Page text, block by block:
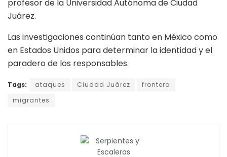
profesor de la Universidad Autónoma de Ciudad
Juárez.
Las investigaciones continúan tanto en México como
en Estados Unidos para determinar la identidad y el
paradero de los responsables.
Tags: ataques Ciudad Juárez
frontera
migrantes